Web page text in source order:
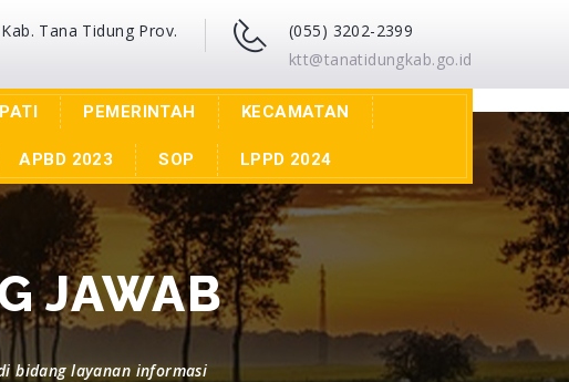
Tana Tidung Prov.
(055) 3202-2399
ktt@tanatidungkab.go.id
PEMERINTAH KECAMATAN
APBD 2023 SOP LPPD 2024
JAWAB
di bidang layanan informasi